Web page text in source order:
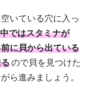
いている穴に入っ
ではスタミナが
に貝から出ている
ので貝を見つけた
ら進みましょう。